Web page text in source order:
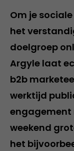
Om je
het
doelgroep
Argyle laat
b2b
werktijd
engagement
weekend
het